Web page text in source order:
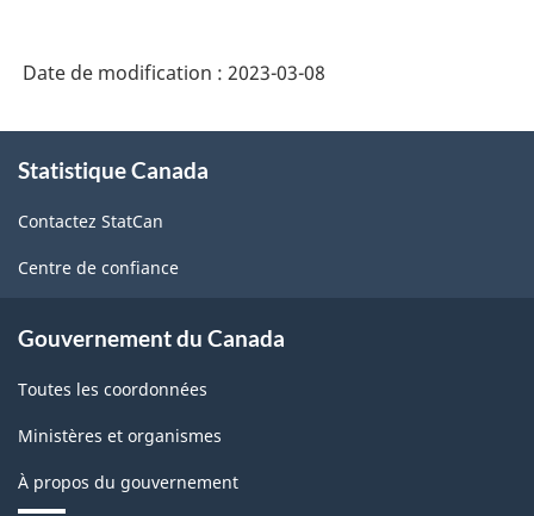
Date de modification : 2023-03-08
propos
ce
site
Statistique Canada
Contactez StatCan
Centre de confiance
Gouvernement du Canada
Toutes les coordonnées
Ministères et organismes
À propos du gouvernement